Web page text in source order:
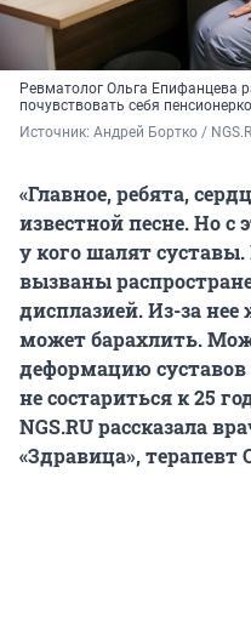
Ревматолог Ольга Епифанцева
почувствовать себя
Источник: Андрей Бортко /
«Главное, ребята,
известной песне. Но с
у кого шалят
вызваны
дисплазией. Из-за
может барахлить.
деформацию суставов
не состариться к 25
NGS.RU рассказала
«Здравица», терапевт